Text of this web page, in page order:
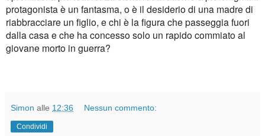
protagonista è un fantasma, o è il desiderio di una madre di
riabbracciare un figlio, e chi è la figura che passeggia fuori
dalla casa e che ha concesso solo un rapido commiato al
giovane morto in guerra?
Simon alle 12:36 Nessun commento:
Condividi